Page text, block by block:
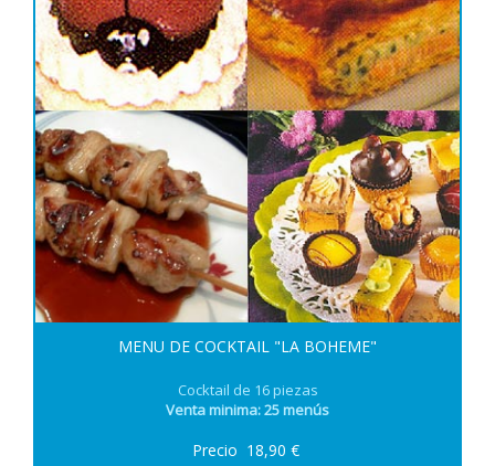
MENU DE COCKTAIL "LA BOHEME"
Cocktail de 16 piezas
Venta minima: 25 menús
Precio 18,90 €